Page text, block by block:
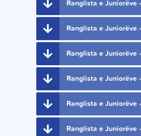
Ranglista e Juniorëve
Ranglista e Juniorëve
Ranglista e Juniorëve
Ranglista e Juniorëve
Ranglista e Juniorëve
Ranglista e Juniorëve